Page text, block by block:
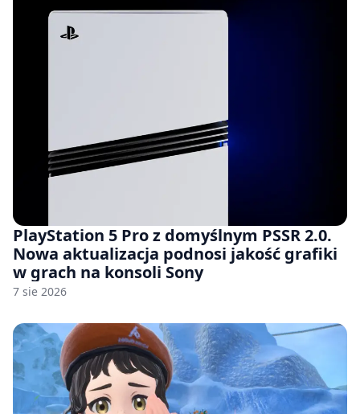
PlayStation 5 Pro z domyślnym PSSR 2.0.
Nowa aktualizacja podnosi jakość grafiki
w grach na konsoli Sony
7 sie 2026